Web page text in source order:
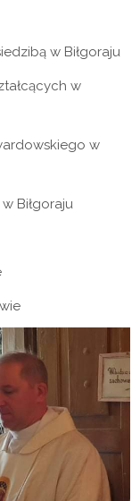
w Biłgoraju
w
w
Biłgoraju